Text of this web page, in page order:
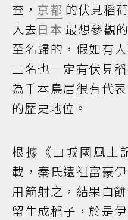
查， 京都 的伏見稻
人去日本 最想參觀
至名歸的，假如有
三名也一定有伏見
為千本鳥居很有代
的歷史地位。
根據《山城國風土
載，秦氏遠祖富豪
用箭射之，結果白
留生成稻子，於是